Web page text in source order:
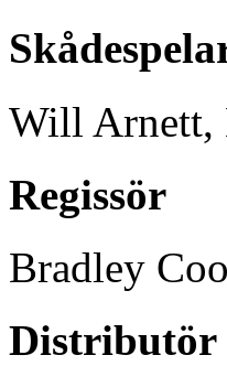
Will Arnett,
Regissör
Bradley
Distributör